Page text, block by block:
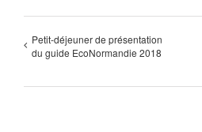
Petit-déjeuner de présentation
du guide EcoNormandie 2018